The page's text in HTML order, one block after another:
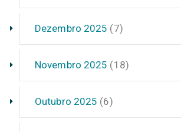
Dezembro 2025 (7)
Novembro 2025 (18)
Outubro 2025 (6)